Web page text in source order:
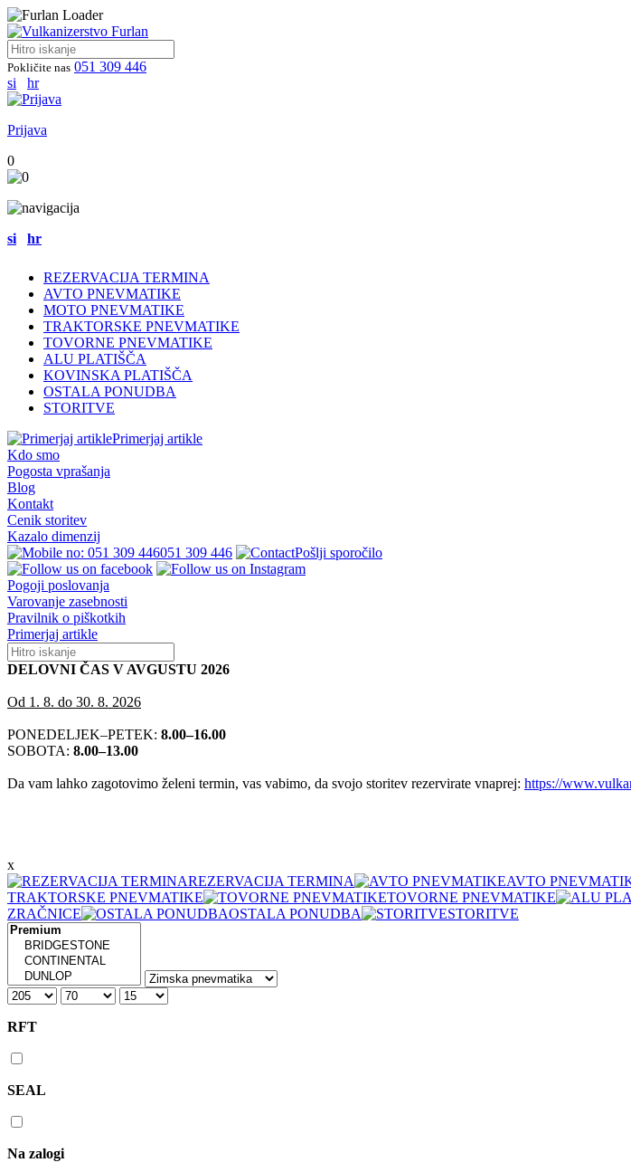
Pokličite nas 051 309 446
si
hr
Prijava
0
si hr
REZERVACIJA TERMINA
AVTO PNEVMATIKE
MOTO PNEVMATIKE
TRAKTORSKE PNEVMATIKE
TOVORNE PNEVMATIKE
ALU PLATIŠČA
KOVINSKA PLATIŠČA
OSTALA PONUDBA
STORITVE
Primerjaj artikle
Kdo smo
Pogosta vprašanja
Blog
Kontakt
Cenik storitev
Kazalo dimenzij
051 309 446
Pošlji sporočilo
Pogoji poslovanja
Varovanje zasebnosti
Pravilnik o piškotkih
Primerjaj artikle
DELOVNI ČAS V AVGUSTU 2026
Od 1. 8. do 30. 8. 2026
PONEDELJEK–PETEK: 8.00–16.00
SOBOTA: 8.00–13.00
Da vam lahko zagotovimo želeni termin, vas vabimo, da svojo storitev rezervirate vnaprej: https://
x
REZERVACIJA TERMINA
AVTO
TRAKTORSKE PNEVMATIKE
TOVORNE PNEVMATIKE
ZRAČNICE
OSTALA PONUDBA STORITVE
RFT
SEAL
Na zalogi